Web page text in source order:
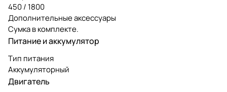
450 / 1800
Дополнительные аксессуары
Сумка в комплекте.
Питание и аккумулятор
Тип питания
Аккумуляторный
Двигатель